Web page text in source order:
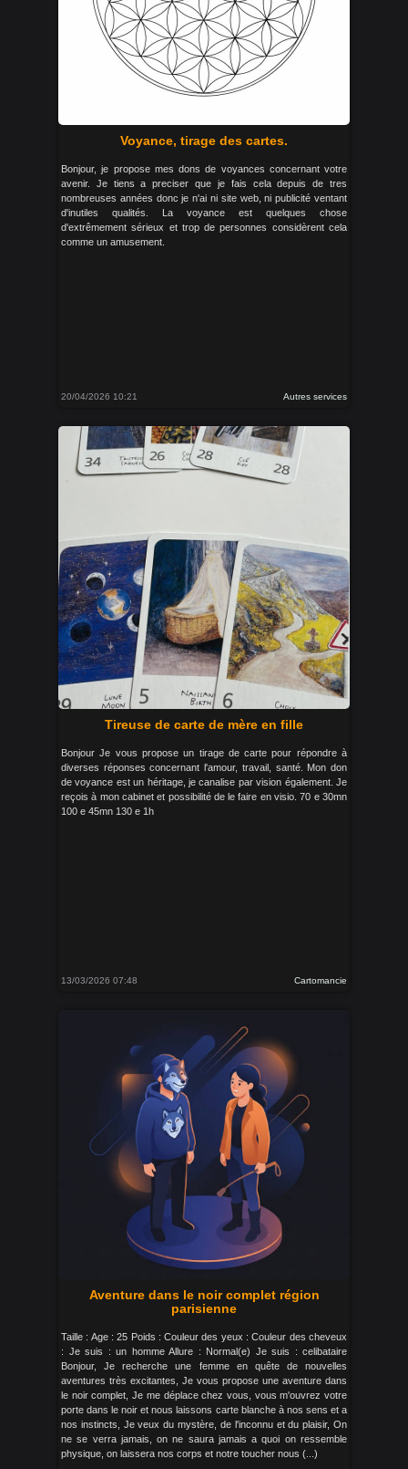
Voyance, tirage des cartes.
Bonjour, je propose mes dons de voyances concernant votre
avenir. Je tiens a preciser que je fais cela depuis de tres
nombreuses années donc je n'ai ni site web, ni publicité ventant
d'inutiles qualités. La voyance est quelques chose
d'extrêmement sérieux et trop de personnes considèrent cela
comme un amusement.
20/04/2026 10:21 Autres services
Tireuse de carte de mère en fille
Bonjour Je vous propose un tirage de carte pour répondre à
diverses réponses concernant l'amour, travail, santé. Mon don
de voyance est un héritage, je canalise par vision également. Je
reçois à mon cabinet et possibilité de le faire en visio. 70 e 30mn
100 e 45mn 130 e 1h
13/03/2026 07:48 Cartomancie
Aventure dans le noir complet région
parisienne
Taille : Age : 25 Poids : Couleur des yeux : Couleur des cheveux
: Je suis : un homme Allure : Normal(e) Je suis : celibataire
Bonjour, Je recherche une femme en quête de nouvelles
aventures très excitantes, Je vous propose une aventure dans
le noir complet, Je me déplace chez vous, vous m'ouvrez votre
porte dans le noir et nous laissons carte blanche à nos sens et a
nos instincts, Je veux du mystère, de l'inconnu et du plaisir, On
ne se verra jamais, on ne saura jamais a quoi on ressemble
physique, on laissera nos corps et notre toucher nous (...)